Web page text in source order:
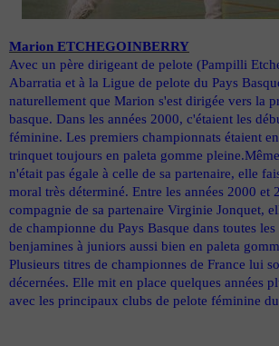
Marion ETCHEGOINBERRY
Avec un père dirigeant de pelote (Pampilli
Abarratia et à la Ligue de pelote du Pays
naturellement que Marion s'est dirigée vers la
basque. Dans les années 2000, c'étaient les
féminine. Les premiers championnats étaient
trinquet toujours en paleta gomme
n'était pas égale à celle de sa partenaire, elle
moral très déterminé. Entre les années 2000 et
compagnie de sa partenaire Virginie Jonquet,
de championne du Pays Basque dans toutes les
benjamines à juniors aussi bien en paleta
Plusieurs titres de championnes de France lui
décernées. Elle mit en place quelques années
avec les principaux clubs de pelote féminine